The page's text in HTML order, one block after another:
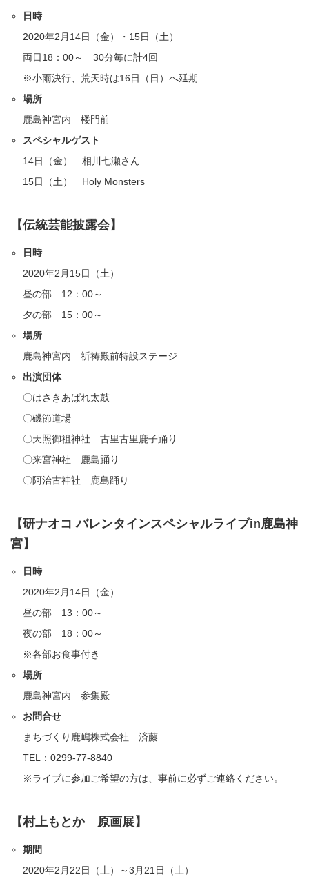
日時
2020年2月14日（金）・15日（土）
両日18：00～ 30分毎に計4回
※小雨決行、荒天時は16日（日）へ延期
場所
鹿島神宮内 楼門前
スペシャルゲスト
14日（金） 相川七瀬さん
15日（土） Holy Monsters
【伝統芸能披露会】
日時
2020年2月15日（土）
昼の部 12：00～
夕の部 15：00～
場所
鹿島神宮内 祈祷殿前特設ステージ
出演団体
〇はさきあばれ太鼓
〇磯節道場
〇天照御祖神社 古里古里鹿子踊り
〇来宮神社 鹿島踊り
〇阿治古神社 鹿島踊り
【研ナオコ バレンタインスペシャルライブin鹿島神
宮】
日時
2020年2月14日（金）
昼の部 13：00～
夜の部 18：00～
※各部お食事付き
場所
鹿島神宮内 参集殿
お問合せ
まちづくり鹿嶋株式会社 済藤
TEL：0299-77-8840
※ライブに参加ご希望の方は、事前に必ずご連絡ください。
【村上もとか 原画展】
期間
2020年2月22日（土）～3月21日（土）